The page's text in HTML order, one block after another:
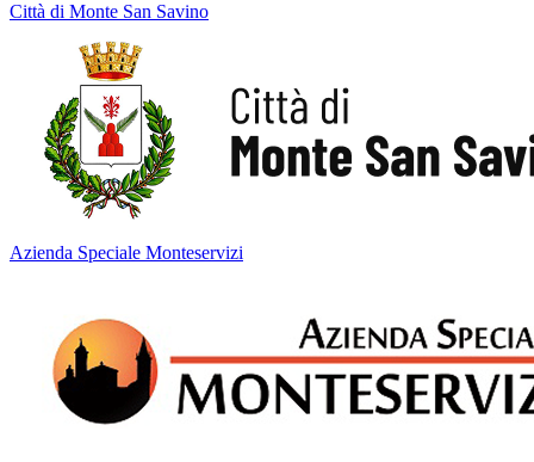
Città di Monte San Savino
Azienda Speciale Monteservizi